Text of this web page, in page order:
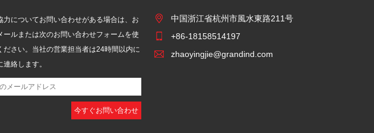
が新しい CNC 機械
チール製円筒ねじ付きカ
05/26
5 月 26 日、中国の杭州で、
上の業界経験を持つプロの
工メーカーである
製円筒ねじ付きカップ ブッシ
力についてお問い合わせがある場合は、お
ールまたは次のお問い合わせフォームを使
ださい。当社の営業担当者は24時間以内に
連絡します。
中国浙江省杭州市風水東路211号
+86-18158514197
zhaoyingjie@grandind.com